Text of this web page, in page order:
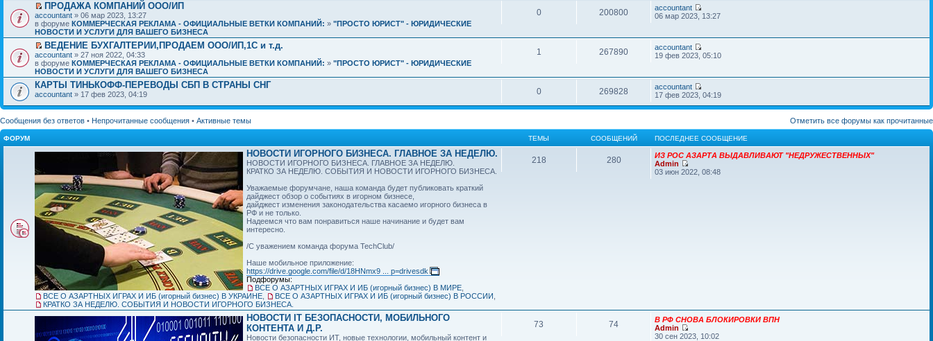
ПРОДАЖА КОМПАНИЙ ООО/ИП
accountant » 06 мар 2023, 13:27
в форуме КОММЕРЧЕСКАЯ РЕКЛАМА - ОФИЦИАЛЬНЫЕ ВЕТКИ КОМПАНИЙ: » "ПРОСТО ЮРИСТ" - ЮРИДИЧЕСКИЕ
НОВОСТИ И УСЛУГИ ДЛЯ ВАШЕГО БИЗНЕСА
0 200800
accountant
06 мар 2023, 13:27
ВЕДЕНИЕ БУХГАЛТЕРИИ,ПРОДАЕМ ООО/ИП,1C и т.д.
accountant » 27 ноя 2022, 04:33
в форуме КОММЕРЧЕСКАЯ РЕКЛАМА - ОФИЦИАЛЬНЫЕ ВЕТКИ КОМПАНИЙ: » "ПРОСТО ЮРИСТ" - ЮРИДИЧЕСКИЕ
НОВОСТИ И УСЛУГИ ДЛЯ ВАШЕГО БИЗНЕСА
1 267890
accountant
19 фев 2023, 05:10
КАРТЫ ТИНЬКОФФ-ПЕРЕВОДЫ СБП В СТРАНЫ СНГ
accountant » 17 фев 2023, 04:19 0 269828
accountant
17 фев 2023, 04:19
Сообщения без ответов • Непрочитанные сообщения • Активные темы Отметить все форумы как прочитанные
ФОРУМ ТЕМЫ СООБЩЕНИЙ ПОСЛЕДНЕЕ СООБЩЕНИЕ
НОВОСТИ ИГОРНОГО БИЗНЕСА. ГЛАВНОЕ ЗА НЕДЕЛЮ.
НОВОСТИ ИГОРНОГО БИЗНЕСА. ГЛАВНОЕ ЗА НЕДЕЛЮ.
КРАТКО ЗА НЕДЕЛЮ. СОБЫТИЯ И НОВОСТИ ИГОРНОГО БИЗНЕСА.
Уважаемые форумчане, наша команда будет публиковать краткий
дайджест обзор о событиях в игорном бизнесе,
дайджест изменения законодательства касаемо игорного бизнеса в
РФ и не только.
Надеемся что вам понравиться наше начинание и будет вам
интересно.
/С уважением команда форума TechClub/
Наше мобильное приложение:
https://drive.google.com/file/d/18HNmx9 ... p=drivesdk
Подфорумы:
ВСЕ О АЗАРТНЫХ ИГРАХ И ИБ (игорный бизнес) В МИРЕ
ВСЕ О АЗАРТНЫХ ИГРАХ И ИБ (игорный бизнес) В УКРАИНЕ
ВСЕ О АЗАРТНЫХ ИГРАХ И ИБ (игорный бизнес) В РОССИИ
КРАТКО ЗА НЕДЕЛЮ. СОБЫТИЯ И НОВОСТИ ИГОРНОГО БИЗНЕСА.
218 280
ИЗ РОС АЗАРТА ВЫДАВЛИВАЮТ "НЕДРУЖЕСТВЕННЫХ"
Admin
03 июн 2022, 08:48
НОВОСТИ IT БЕЗОПАСНОСТИ, МОБИЛЬНОГО
КОНТЕНТА И Д.Р.
Новости безопасности ИТ, новые технологии, мобильный контент и
73 74
В РФ СНОВА БЛОКИРОВКИ ВПН
Admin
30 сен 2023, 10:02